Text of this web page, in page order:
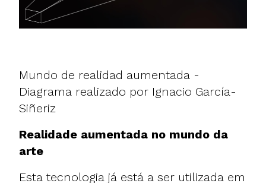
Mundo de realidad aumentada -
Diagrama realizado por Ignacio García-
Siñeriz
Realidade aumentada no mundo da
arte
Esta tecnologia já está a ser utilizada em